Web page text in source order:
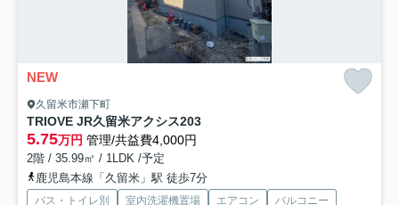
NEW
久留米市瀬下町
TRIOVE JR久留米アクシス203
5.75万円 管理/共益費4,000円
2階 / 35.99㎡ / 1LDK /予定
鹿児島本線「久留米」駅 徒歩7分
バス・トイレ別 室内洗濯機置場 エアコン
バルコニー